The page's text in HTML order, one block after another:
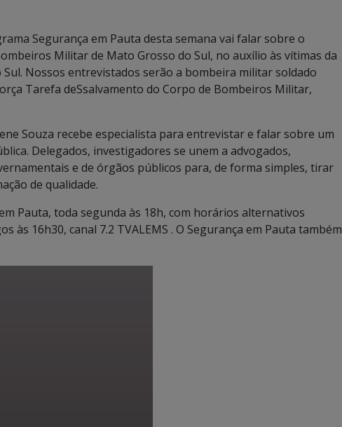
Segurança em Pauta desta semana vai falar sobre o
Militar de Mato Grosso do Sul, no auxílio às vítimas da
Nossos entrevistados serão a bombeira militar soldado
Tarefa deSsalvamento do Corpo de Bombeiros Militar,
Souza recebe especialista para entrevistar e falar sobre um
Delegados, investigadores se unem a advogados,
e de órgãos públicos para, de forma simples, tirar
de qualidade.
Pauta, toda segunda às 18h, com horários alternativos
às 16h30, canal 7.2 TVALEMS . O Segurança em Pauta também